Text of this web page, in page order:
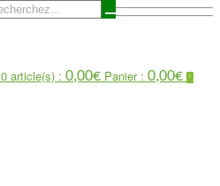
0 article(s) : 0,00€ Panier : 0,00€ 0